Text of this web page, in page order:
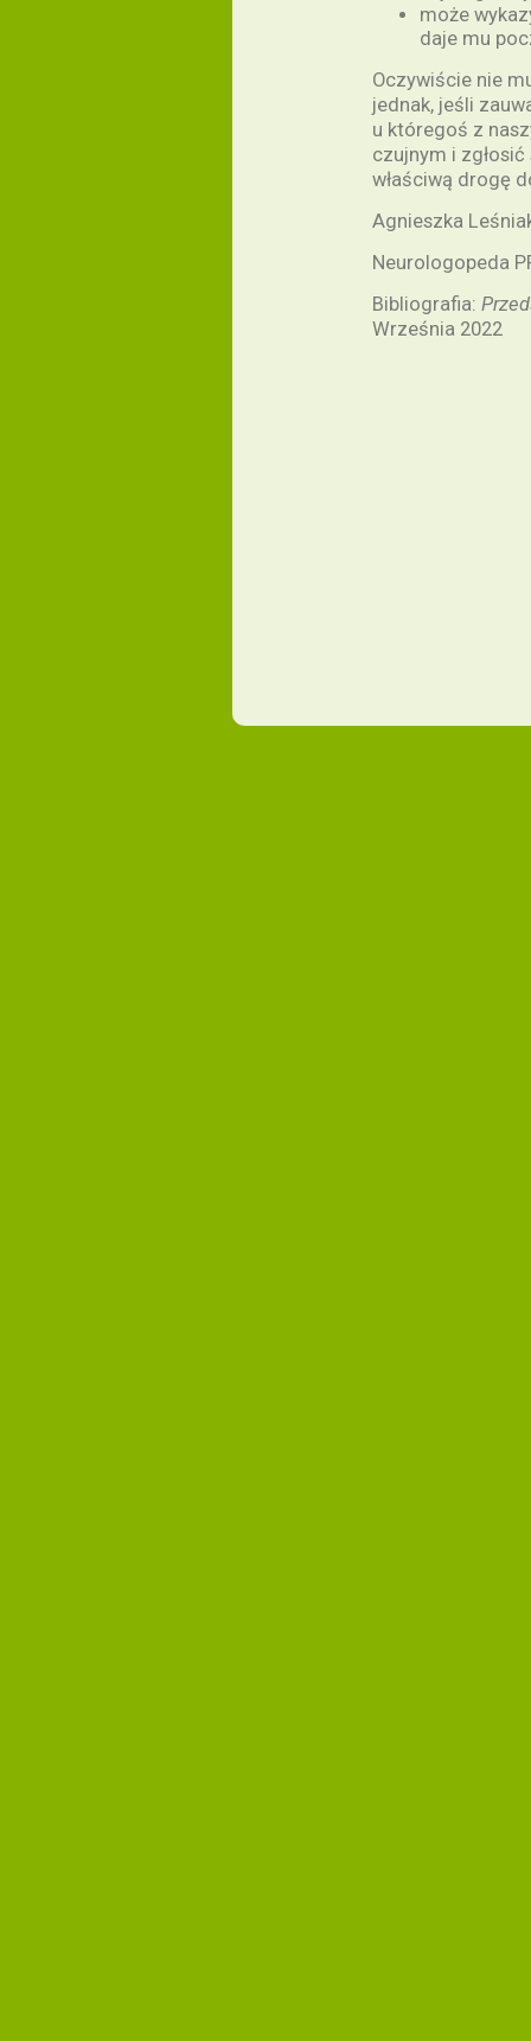
może
daje mu
Oczywiście nie
jednak, jeśli
u któregoś z
czujnym i
właściwą drogę
Agnieszka
Neurologopeda
Bibliografia:
Września 2022